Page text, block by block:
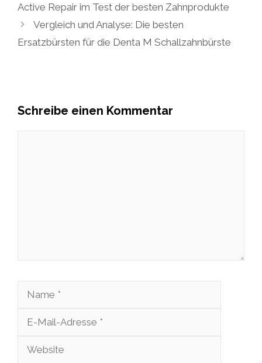
Active Repair im Test der besten Zahnprodukte
Vergleich und Analyse: Die besten
Ersatzbürsten für die Denta M Schallzahnbürste
Schreibe einen Kommentar
Name